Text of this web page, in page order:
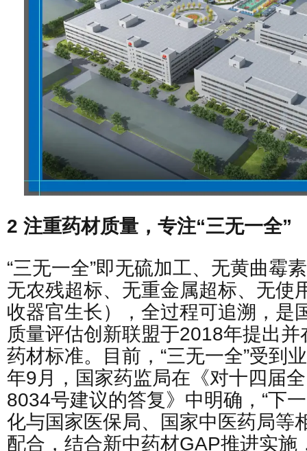
2 注重药材质量，专注“三无一全”
“三无一全”即无硫加工、无黄曲霉
无农残超标、无重金属超标、无使
收器官生长），全过程可追溯，是
质量评估创新联盟于2018年提出
药材标准。目前，“三无一全”受到
年9月，国家药监局在《对十四届
8034号建议的答复》中明确，“下
化与国家医保局、国家中医药局等
配合，结合新中药材GAP推进实施